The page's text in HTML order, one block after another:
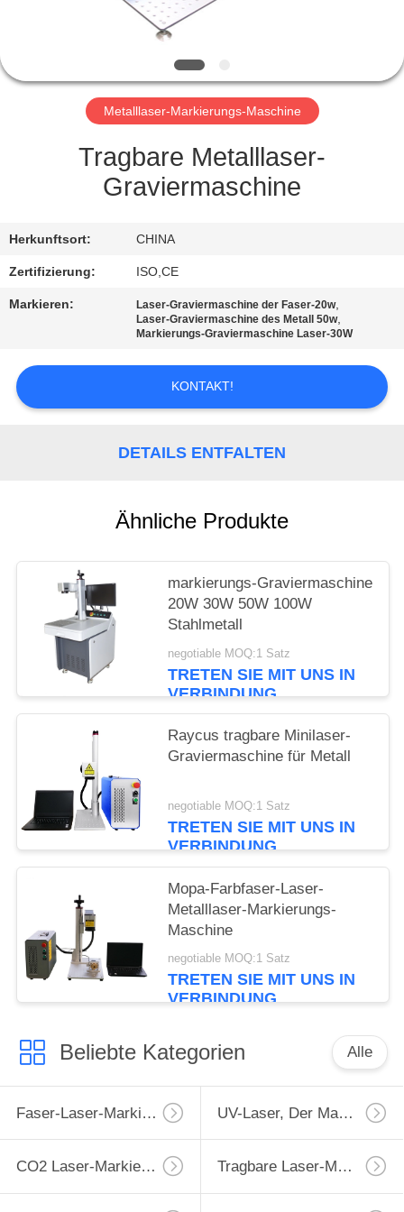
SIE
MIT
VERBINDUNG
FORDERN
SIE
EIN
SITEMAP
Metalllaser-Markierungs-Maschine
Tragbare Metalllaser-
Graviermaschine
Herkunftsort: CHINA
Zertifizierung: ISO,CE
Markieren: Laser-Graviermaschine der Faser-20w,
Laser-Graviermaschine des Metall 50w,
Markierungs-Graviermaschine Laser-30W
KONTAKT!
DETAILS ENTFALTEN
Ähnliche Produkte
markierungs-Graviermaschine
20W 30W 50W 100W
Stahlmetall
negotiable MOQ:1 Satz
TRETEN SIE MIT UNS IN
VERBINDUNG
Raycus tragbare Minilaser-
Graviermaschine für Metall
negotiable MOQ:1 Satz
TRETEN SIE MIT UNS IN
VERBINDUNG
Mopa-Farbfaser-Laser-
Metalllaser-Markierungs-
Maschine
negotiable MOQ:1 Satz
TRETEN SIE MIT UNS IN
VERBINDUNG
Beliebte Kategorien Alle
Faser-Laser-Markierungs-Maschine UV-Laser, Der Maschine Markiert
CO2 Laser-Markierungs-Maschine Tragbare Laser-Markierungs-Maschine